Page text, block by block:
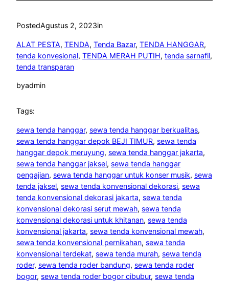
PostedAgustus 2, 2023in
ALAT PESTA, TENDA, Tenda Bazar, TENDA HANGGAR
tenda konvesional, TENDA MERAH PUTIH, tenda sarnafil
tenda transparan
byadmin
Tags:
sewa tenda hanggar, sewa tenda hanggar berkualitas
sewa tenda hanggar depok BEJI TIMUR, sewa tenda
hanggar depok meruyung, sewa tenda hanggar jakarta
sewa tenda hanggar jaksel, sewa tenda hanggar
pengajian, sewa tenda hanggar untuk konser musik, sewa
tenda jaksel, sewa tenda konvensional dekorasi, sewa
tenda konvensional dekorasi jakarta, sewa tenda
konvensional dekorasi serut mewah, sewa tenda
konvensional dekorasi untuk khitanan, sewa tenda
konvensional jakarta, sewa tenda konvensional mewah
sewa tenda konvensional pernikahan, sewa tenda
konvensional terdekat, sewa tenda murah, sewa tenda
roder, sewa tenda roder bandung, sewa tenda roder
bogor, sewa tenda roder bogor cibubur, sewa tenda